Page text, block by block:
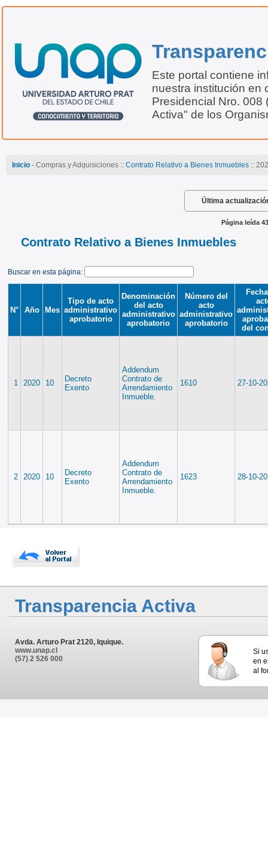
Este portal contiene
nuestra institución en
Presidencial Nro. 008
Activa" de los
Inicio- Compras y Adquisiciones :: Contrato Relativo a Bienes Inmuebles::
Última
Página leída
Contrato Relativo a Bienes Inmuebles
Buscar en esta página:
N° Año Mes
Tipo de acto
administrativo
aprobatorio
Denominación
del acto
administrativo
aprobatorio
Número del
acto
administrativo
aprobatorio
del
1 2020 10
Decreto
Exento
Addendum
Contrato de
Arrendamiento
Inmueble.
1610 27-10-
2 2020 10
Decreto
Exento
Addendum
Contrato de
Arrendamiento
Inmueble.
1623 28-10-
Transparencia Activa
Avda. Arturo Prat 2120, Iquique.
www.unap.cl
(57) 2 526 000
Si
en
al